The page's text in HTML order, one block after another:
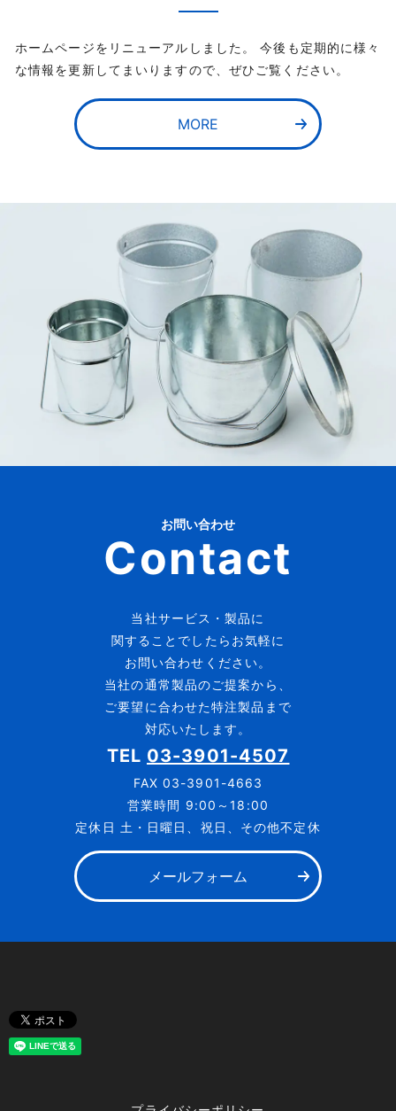
ホームページをリニューアルしました。 今後も定期的に様々
な情報を更新してまいりますので、ぜひご覧ください。
MORE
お問い合わせ
Contact
当社サービス・製品に
関することでしたらお気軽に
お問い合わせください。
当社の通常製品のご提案から、
ご要望に合わせた特注製品まで
対応いたします。
TEL 03-3901-4507
FAX03-3901-4663
営業時間 9:00～18:00
定休日 土・日曜日、祝日、その他不定休
メールフォーム